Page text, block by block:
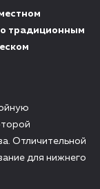
традиционным
Отличительной
для нижнего